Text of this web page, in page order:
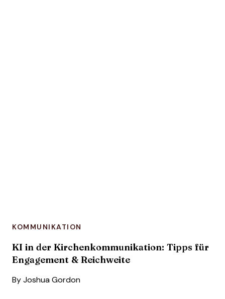
KOMMUNIKATION
KI in der Kirchenkommunikation: Tipps für
Engagement & Reichweite
By Joshua Gordon